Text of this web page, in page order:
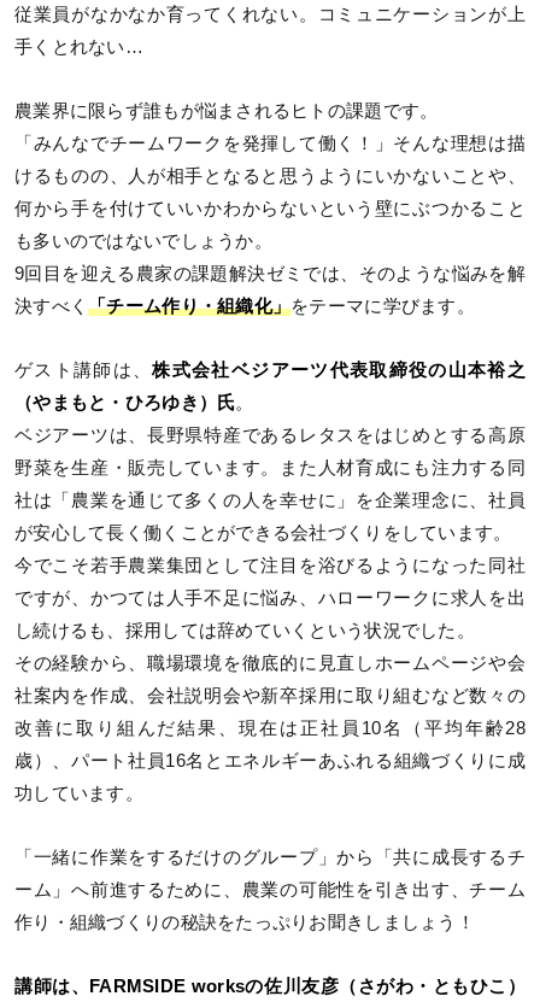
従業員がなかなか育ってくれない。コミュニケーションが上
手くとれない…
農業界に限らず誰もが悩まされるヒトの課題です。
「みんなでチームワークを発揮して働く！」そんな理想は描
けるものの、人が相手となると思うようにいかないことや、
何から手を付けていいかわからないという壁にぶつかること
も多いのではないでしょうか。
9回目を迎える農家の課題解決ゼミでは、そのような悩みを解
決すべく「チーム作り・組織化」をテーマに学びます。
ゲスト講師は、株式会社ベジアーツ代表取締役の山本裕之
（やまもと・ひろゆき）氏。
ベジアーツは、長野県特産であるレタスをはじめとする高原
野菜を生産・販売しています。また人材育成にも注力する同
社は「農業を通じて多くの人を幸せに」を企業理念に、社員
が安心して長く働くことができる会社づくりをしています。
今でこそ若手農業集団として注目を浴びるようになった同社
ですが、かつては人手不足に悩み、ハローワークに求人を出
し続けるも、採用しては辞めていくという状況でした。
その経験から、職場環境を徹底的に見直しホームページや会
社案内を作成、会社説明会や新卒採用に取り組むなど数々の
改善に取り組んだ結果、現在は正社員10名（平均年齢28
歳）、パート社員16名とエネルギーあふれる組織づくりに成
功しています。
「一緒に作業をするだけのグループ」から「共に成長するチ
ーム」へ前進するために、農業の可能性を引き出す、チーム
作り・組織づくりの秘訣をたっぷりお聞きしましょう！
講師は、FARMSIDE worksの佐川友彦（さがわ・ともひこ）